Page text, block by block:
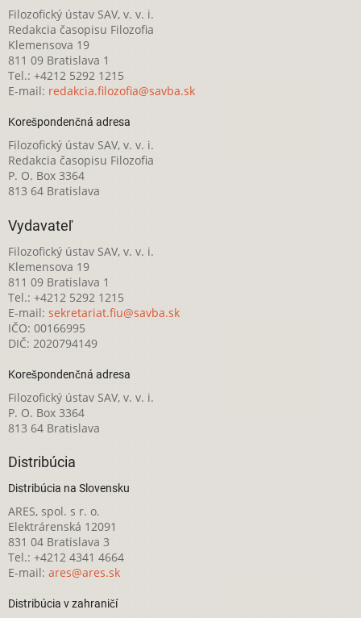
Filozofický ústav SAV, v. v. i.
Redakcia časopisu Filozofia
Klemensova 19
811 09 Bratislava 1
Tel.: +4212 5292 1215
E-mail: redakcia.filozofia@savba.sk
Korešpondenčná adresa
Filozofický ústav SAV, v. v. i.
Redakcia časopisu Filozofia
P. O. Box 3364
813 64 Bratislava
Vydavateľ
Filozofický ústav SAV, v. v. i.
Klemensova 19
811 09 Bratislava 1
Tel.: +4212 5292 1215
E-mail: sekretariat.fiu@savba.sk
IČO: 00166995
DIČ: 2020794149
Korešpondenčná adresa
Filozofický ústav SAV, v. v. i.
P. O. Box 3364
813 64 Bratislava
Distribúcia
Distribúcia na Slovensku
ARES, spol. s r. o.
Elektrárenská 12091
831 04 Bratislava 3
Tel.: +4212 4341 4664
E-mail: ares@ares.sk
Distribúcia v zahraničí